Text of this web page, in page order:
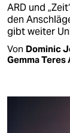
ARD und
den
gibt weiter
Von Dominic
Gemma Teres